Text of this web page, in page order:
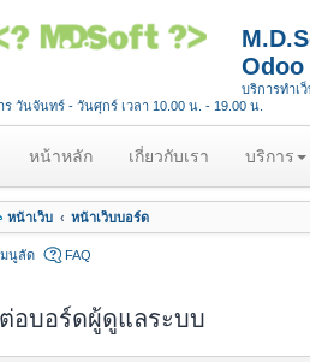
บริการทำเ
ร วันจันทร์ - วันศุกร์ เวลา 10.00 น. - 19.00 น.
หน้าหลัก(
u
r
t
เกี่ยวกับเรา บริการ
หน้าเว็บ หน้าเว็บบอร์ด
มนูลัด FAQ
อบอร์ดผู้ดูแลระบบ